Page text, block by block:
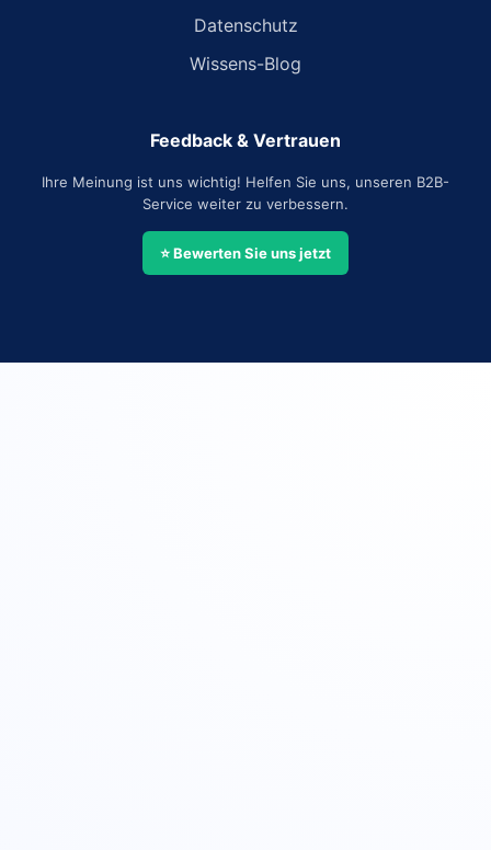
Datenschutz
Wissens-Blog
Feedback & Vertrauen
Ihre Meinung ist uns wichtig! Helfen Sie uns, unseren B2B-
Service weiter zu verbessern.
⭐ Bewerten Sie uns jetzt